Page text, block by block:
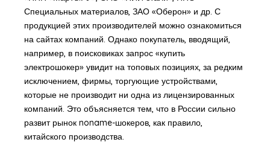
Специальных материалов, ЗАО «Оберон» и др. С
продукцией этих производителей можно ознакомиться
на сайтах компаний. Однако покупатель, вводящий,
например, в поисковиках запрос «купить
электрошокер» увидит на топовых позициях, за редким
исключением, фирмы, торгующие устройствами,
которые не производит ни одна из лицензированных
компаний. Это объясняется тем, что в России сильно
развит рынок noname-шокеров, как правило,
китайского производства.